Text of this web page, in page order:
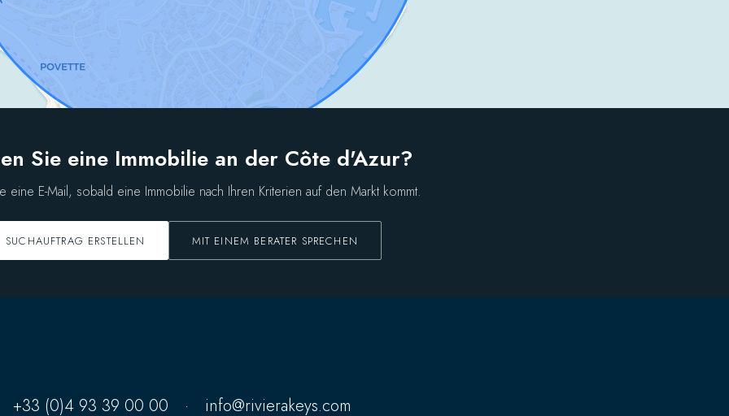
Sie eine Immobilie an der Côte d'Azur?
eine E-Mail, sobald eine Immobilie nach Ihren Kriterien auf den Markt kommt.
SUCHAUFTRAG ERSTELLEN MIT EINEM BERATER SPRECHEN
+33 (0)4 93 39 00 00 · info@rivierakeys.com